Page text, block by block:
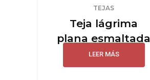
TEJAS
Teja lágrima
plana esmaltada
LEER MÁS